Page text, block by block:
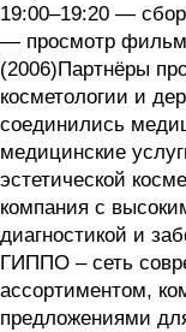
19:00–19:20 —
— просмотр
(2006)Партнёры
косметологии и
соединились
медицинские
эстетической
компания с
диагностикой и
ГИППО – сеть
ассортиментом,
предложениями